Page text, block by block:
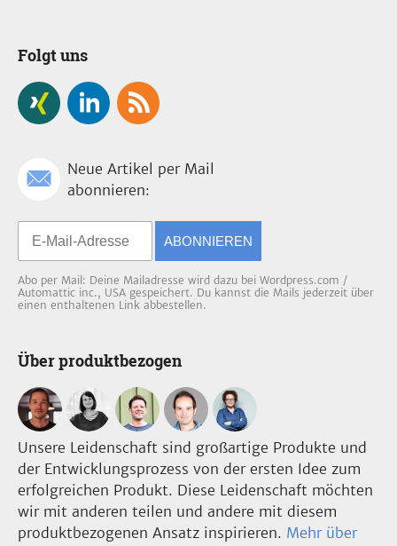
Folgt uns
Neue Artikel per Mail
abonnieren:
ABONNIEREN
Abo per Mail: Deine Mailadresse wird dazu bei Wordpress.com /
Automattic inc., USA gespeichert. Du kannst die Mails jederzeit über
einen enthaltenen Link abbestellen.
Über produktbezogen
Unsere Leidenschaft sind großartige Produkte und
der Entwicklungsprozess von der ersten Idee zum
erfolgreichen Produkt. Diese Leidenschaft möchten
wir mit anderen teilen und andere mit diesem
produktbezogenen Ansatz inspirieren. Mehr über